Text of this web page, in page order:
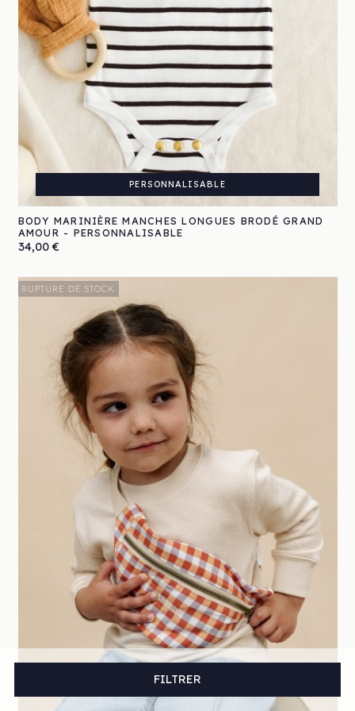
FILTRER
PERSONNALISABLE
BODY MARINIÈRE MANCHES LONGUES BRODÉ GRAND
AMOUR - PERSONNALISABLE
Prix
34,00 €
RUPTURE DE STOCK